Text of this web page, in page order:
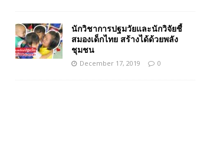
นักวิชาการปฐมวัยและนักวิจัยชี้
สมองเด็กไทย สร้างได้ด้วยพลัง
ชุมชน
December 17, 2019 0